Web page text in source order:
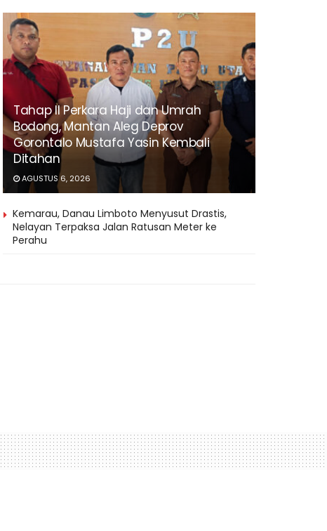
Tahap II Perkara Haji dan Umrah
Bodong, Mantan Aleg Deprov
Gorontalo Mustafa Yasin Kembali
Ditahan
AGUSTUS 6, 2026
Kemarau, Danau Limboto Menyusut Drastis,
Nelayan Terpaksa Jalan Ratusan Meter ke
Perahu